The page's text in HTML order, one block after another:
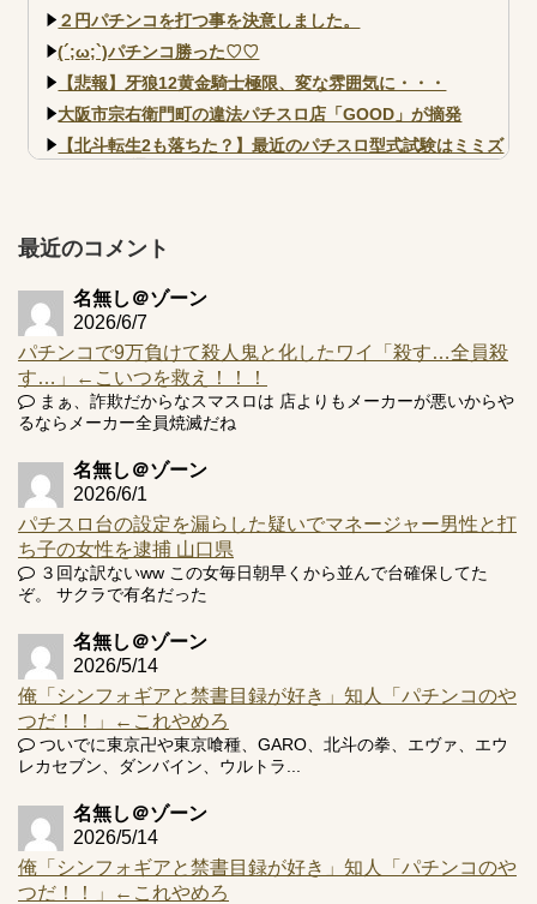
２円パチンコを打つ事を決意しました。
(´;ω;`)パチンコ勝った♡♡
【悲報】牙狼12黄金騎士極限、変な雰囲気に・・・
大阪市宗右衛門町の違法パチスロ店「GOOD」が摘発
【北斗転生2も落ちた？】最近のパチスロ型式試験はミミズ
アズールレーン スロット評価はコイン持ちの悪い疑似ボ天
Powered by livedoor 相互RSS
最近のコメント
名無し＠ゾーン
2026/6/7
パチンコで9万負けて殺人鬼と化したワイ「殺す…全員殺
す…」←こいつを救え！！！
まぁ、詐欺だからなスマスロは 店よりもメーカーが悪いからや
るならメーカー全員焼滅だね
名無し＠ゾーン
2026/6/1
パチスロ台の設定を漏らした疑いでマネージャー男性と打
ち子の女性を逮捕 山口県
３回な訳ないww この女毎日朝早くから並んで台確保してた
ぞ。 サクラで有名だった
名無し＠ゾーン
2026/5/14
俺「シンフォギアと禁書目録が好き」知人「パチンコのや
つだ！！」←これやめろ
ついでに東京卍や東京喰種、GARO、北斗の拳、エヴァ、エウ
レカセブン、ダンバイン、ウルトラ...
名無し＠ゾーン
2026/5/14
俺「シンフォギアと禁書目録が好き」知人「パチンコのや
つだ！！」←これやめろ